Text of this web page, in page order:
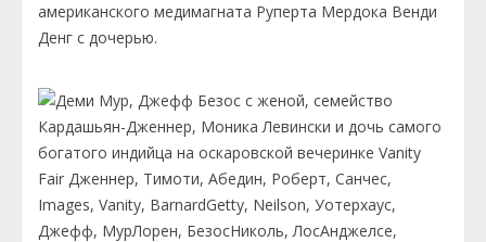
американского медимагната Руперта Мердока Венди
Денг с дочерью.